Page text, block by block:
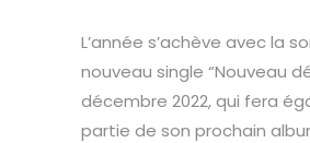
L’année s’achève avec la
nouveau single “Nouveau
décembre 2022, qui fera
partie de son prochain